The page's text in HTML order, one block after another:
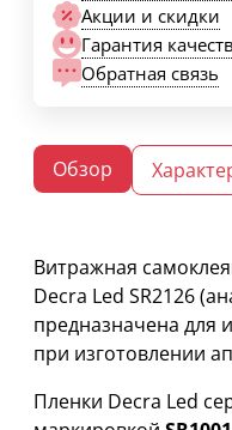
Акции и скидки
Гарантия
Обратная связь
Обзор
Витражная
Decra Led SR2126
предназначена для
при изготовлении
Пленки Decra Led